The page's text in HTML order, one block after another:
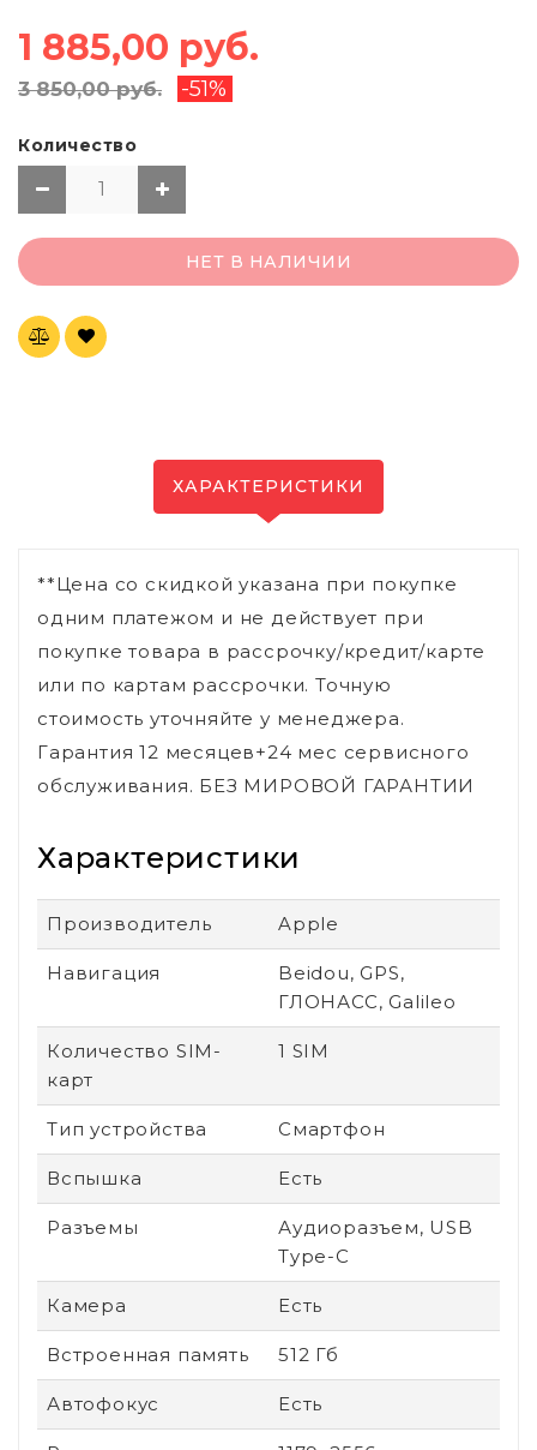
1 885,00 руб.
3 850,00 руб. -51%
Количество
НЕТ В НАЛИЧИИ
ХАРАКТЕРИСТИКИ
**Цена со скидкой указана при покупке
одним платежом и не действует при
покупке товара в рассрочку/кредит/карте
или по картам рассрочки. Точную
стоимость уточняйте у менеджера.
Гарантия 12 месяцев+24 мес сервисного
обслуживания. БЕЗ МИРОВОЙ ГАРАНТИИ
Характеристики
Производитель Apple
Навигация
Beidou, GPS,
ГЛОНАСС, Galileo
Количество SIM-
карт
1 SIM
Тип устройства Смартфон
Вспышка Есть
Разъемы
Аудиоразъем, USB
Type-C
Камера Есть
Встроенная память 512 Гб
Автофокус Есть